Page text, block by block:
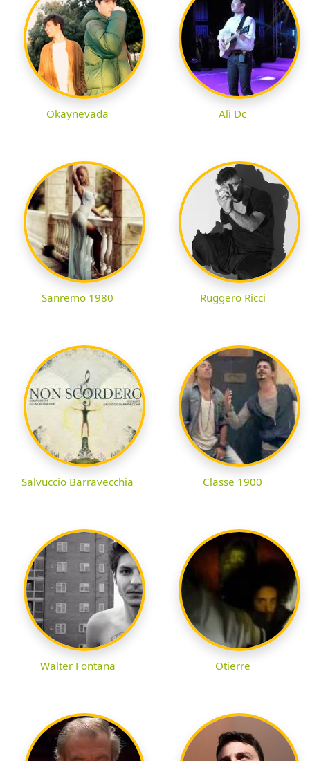
Okaynevada Ali Dc
Sanremo 1980 Ruggero Ricci
Salvuccio Barravecchia Classe 1900
Walter Fontana Otierre